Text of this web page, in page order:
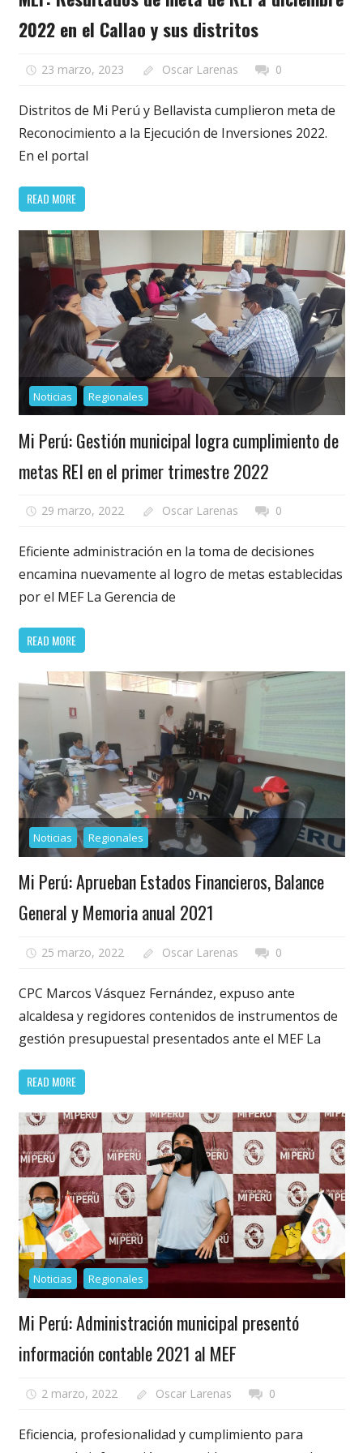
2022 en el Callao y sus distritos
23 marzo, 2023 Oscar Larenas 0
Distritos de Mi Perú y Bellavista cumplieron meta de
Reconocimiento a la Ejecución de Inversiones 2022.
En el portal
READ MORE
Noticias Regionales
Mi Perú: Gestión municipal logra cumplimiento de
metas REI en el primer trimestre 2022
29 marzo, 2022 Oscar Larenas 0
Eficiente administración en la toma de decisiones
encamina nuevamente al logro de metas establecidas
por el MEF La Gerencia de
READ MORE
Noticias Regionales
Mi Perú: Aprueban Estados Financieros, Balance
General y Memoria anual 2021
25 marzo, 2022 Oscar Larenas 0
CPC Marcos Vásquez Fernández, expuso ante
alcaldesa y regidores contenidos de instrumentos de
gestión presupuestal presentados ante el MEF La
READ MORE
Noticias Regionales
Mi Perú: Administración municipal presentó
información contable 2021 al MEF
2 marzo, 2022 Oscar Larenas 0
Eficiencia, profesionalidad y cumplimiento para